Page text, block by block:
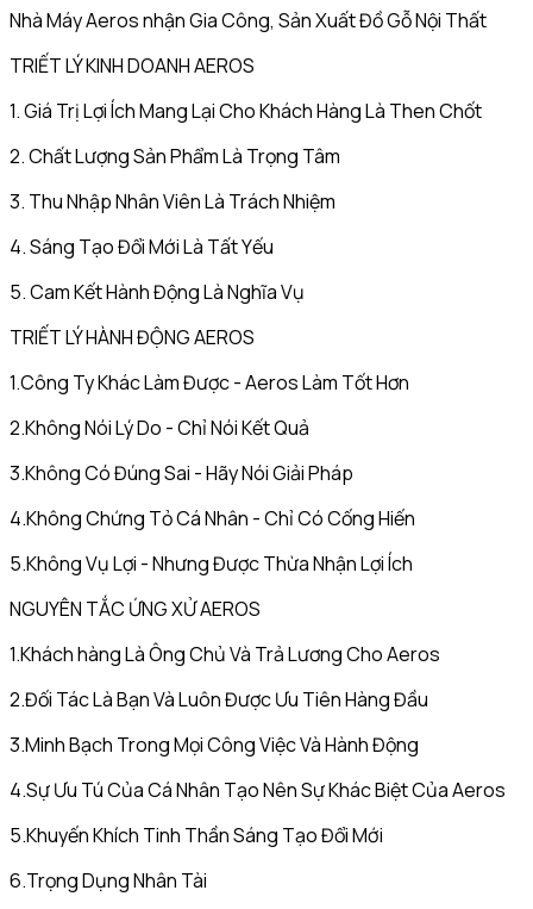
Nhà Máy Aeros nhận Gia Công, Sản Xuất Đồ Gỗ Nội Thất
TRIẾT LÝ KINH DOANH AEROS
1. Giá Trị Lợi Ích Mang Lại Cho Khách Hàng Là Then Chốt
2. Chất Lượng Sản Phẩm Là Trọng Tâm
3. Thu Nhập Nhân Viên Là Trách Nhiệm
4. Sáng Tạo Đổi Mới Là Tất Yếu
5. Cam Kết Hành Động Là Nghĩa Vụ
TRIẾT LÝ HÀNH ĐỘNG AEROS
1.Công Ty Khác Làm Được - Aeros Làm Tốt Hơn
2.Không Nói Lý Do - Chỉ Nói Kết Quả
3.Không Có Đúng Sai - Hãy Nói Giải Pháp
4.Không Chứng Tỏ Cá Nhân - Chỉ Có Cống Hiến
5.Không Vụ Lợi - Nhưng Được Thừa Nhận Lợi Ích
NGUYÊN TẮC ỨNG XỬ AEROS
1.Khách hàng Là Ông Chủ Và Trả Lương Cho Aeros
2.Đối Tác Là Bạn Và Luôn Được Ưu Tiên Hàng Đầu
3.Minh Bạch Trong Mọi Công Việc Và Hành Động
4.Sự Ưu Tú Của Cá Nhân Tạo Nên Sự Khác Biệt Của Aeros
5.Khuyến Khích Tinh Thần Sáng Tạo Đổi Mới
6.Trọng Dụng Nhân Tài